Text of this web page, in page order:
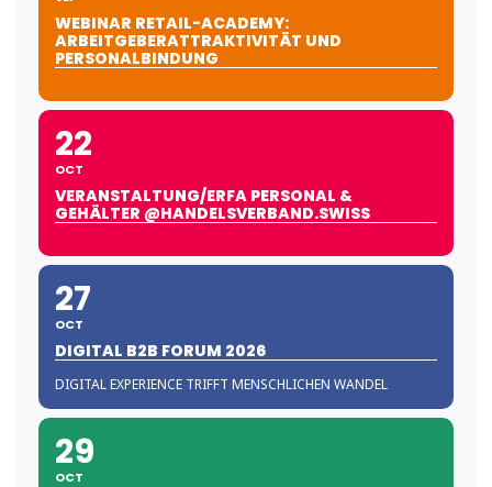
WEBINAR RETAIL-ACADEMY:
ARBEITGEBERATTRAKTIVITÄT UND
PERSONALBINDUNG
22
OCT
VERANSTALTUNG/ERFA PERSONAL &
GEHÄLTER @HANDELSVERBAND.SWISS
27
OCT
DIGITAL B2B FORUM 2026
DIGITAL EXPERIENCE TRIFFT MENSCHLICHEN WANDEL
29
OCT